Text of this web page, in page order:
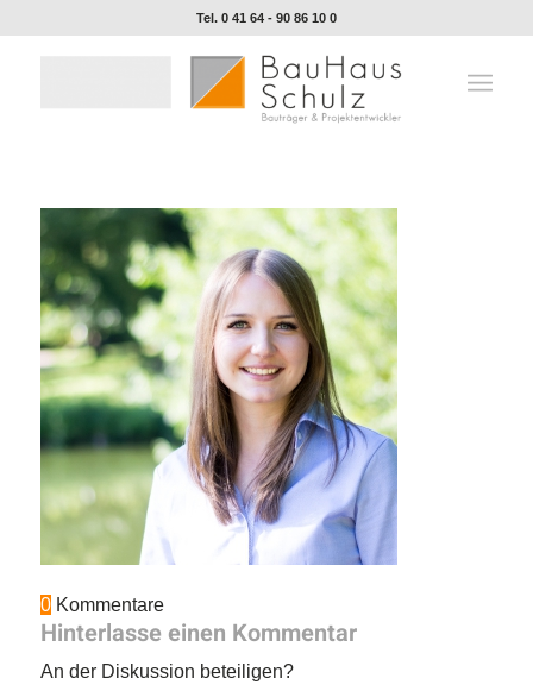
Tel. 0 41 64 - 90 86 10 0
0 Kommentare
Hinterlasse einen Kommentar
An der Diskussion beteiligen?